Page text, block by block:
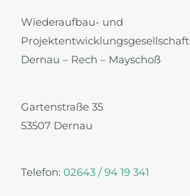
Wiederaufbau- und
Projektentwicklungsgesellschaft
Dernau – Rech – Mayschoß
Gartenstraße 35
53507 Dernau
Telefon: 02643 / 94 19 341